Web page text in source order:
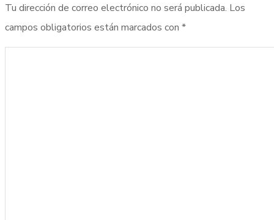
Tu dirección de correo electrónico no será publicada. Los
campos obligatorios están marcados con *